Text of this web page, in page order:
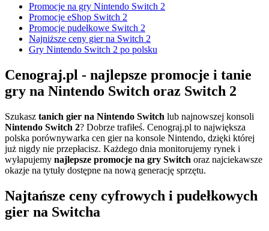
Promocje na gry Nintendo Switch 2
Promocje eShop Switch 2
Promocje pudełkowe Switch 2
Najniższe ceny gier na Switch 2
Gry Nintendo Switch 2 po polsku
Cenograj.pl - najlepsze promocje i tanie
gry na Nintendo Switch oraz Switch 2
Szukasz tanich gier na Nintendo Switch lub najnowszej konsoli
Nintendo Switch 2? Dobrze trafiłeś. Cenograj.pl to największa
polska porównywarka cen gier na konsole Nintendo, dzięki której
już nigdy nie przepłacisz. Każdego dnia monitorujemy rynek i
wyłapujemy najlepsze promocje na gry Switch oraz najciekawsze
okazje na tytuły dostępne na nową generację sprzętu.
Najtańsze ceny cyfrowych i pudełkowych
gier na Switcha